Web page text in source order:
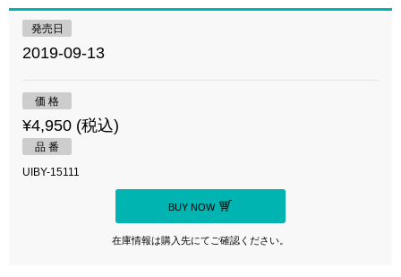
発売日
2019-09-13
価 格
¥4,950 (税込)
品 番
UIBY-15111
BUY NOW
在庫情報は購入先にてご確認ください。